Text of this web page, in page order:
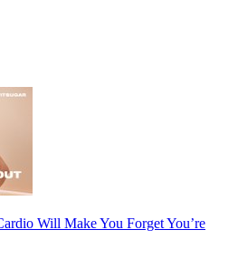
Will Make You Forget You’re